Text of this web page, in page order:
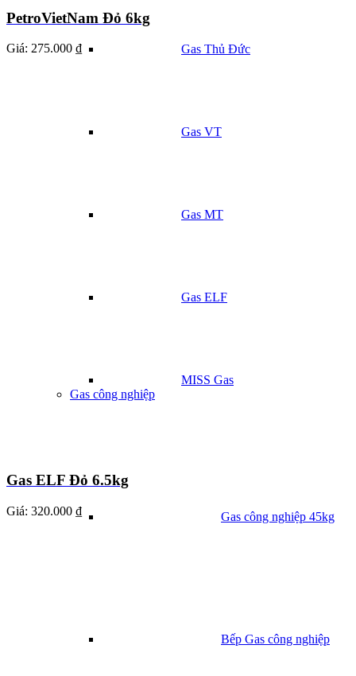
Gas Thủ Đức
Gas VT
Gas MT
Gas ELF
MISS Gas
Gas công nghiệp
Gas công nghiệp 45kg
Bếp Gas công nghiệp
PetroVietNam Đỏ 6kg
Giá: 275.000 ₫
Gas ELF Đỏ 6.5kg
Giá: 320.000 ₫